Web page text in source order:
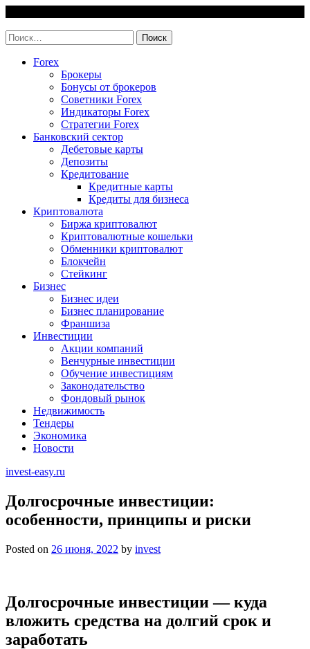
content
Найти:
Forex
Брокеры
Бонусы от брокеров
Советники Forex
Индикаторы Forex
Стратегии Forex
Банковский сектор
Дебетовые карты
Депозиты
Кредитование
Кредитные карты
Кредиты для бизнеса
Криптовалюта
Биржа криптовалют
Криптовалютные кошельки
Обменники криптовалют
Блокчейн
Стейкинг
Бизнес
Бизнес идеи
Бизнес планирование
Франшиза
Инвестиции
Акции компаний
Венчурные инвестиции
Обучение инвестициям
Законодательство
Фондовый рынок
Недвижимость
Тендеры
Экономика
Новости
invest-easy.ru
Долгосрочные инвестиции:
особенности, принципы и риски
Posted on 26 июня, 2022 by invest
Долгосрочные инвестиции — куда
вложить средства на долгий срок и
заработать